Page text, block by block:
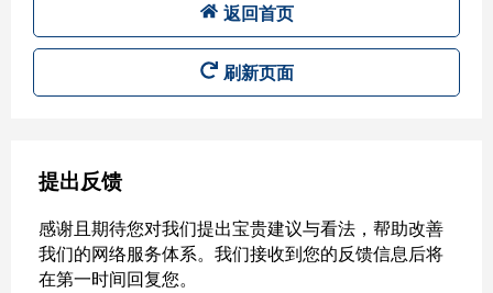
返回首页
刷新页面
提出反馈
感谢且期待您对我们提出宝贵建议与看法，帮助改善
我们的网络服务体系。我们接收到您的反馈信息后将
在第一时间回复您。